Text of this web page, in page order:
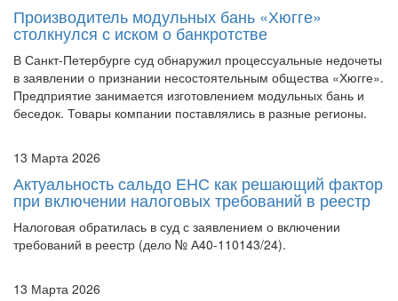
Производитель модульных бань «Хюгге»
столкнулся с иском о банкротстве
В Санкт-Петербурге суд обнаружил процессуальные недочеты
в заявлении о признании несостоятельным общества «Хюгге».
Предприятие занимается изготовлением модульных бань и
беседок. Товары компании поставлялись в разные регионы.
13 Марта 2026
Актуальность сальдо ЕНС как решающий фактор
при включении налоговых требований в реестр
Налоговая обратилась в суд с заявлением о включении
требований в реестр (дело № А40-110143/24).
13 Марта 2026